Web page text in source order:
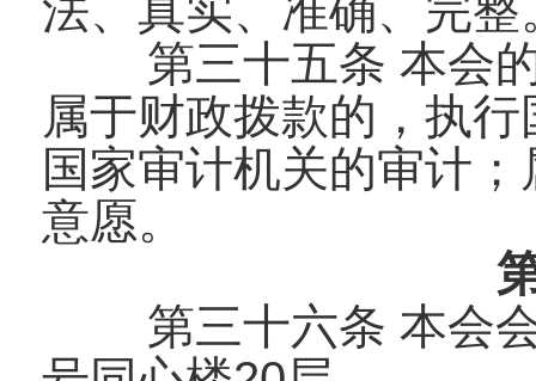
法、真实、准确、完整
第三十五条 本会
属于财政拨款的，执
国家审计机关的审计
意愿。
第三十六条 本会